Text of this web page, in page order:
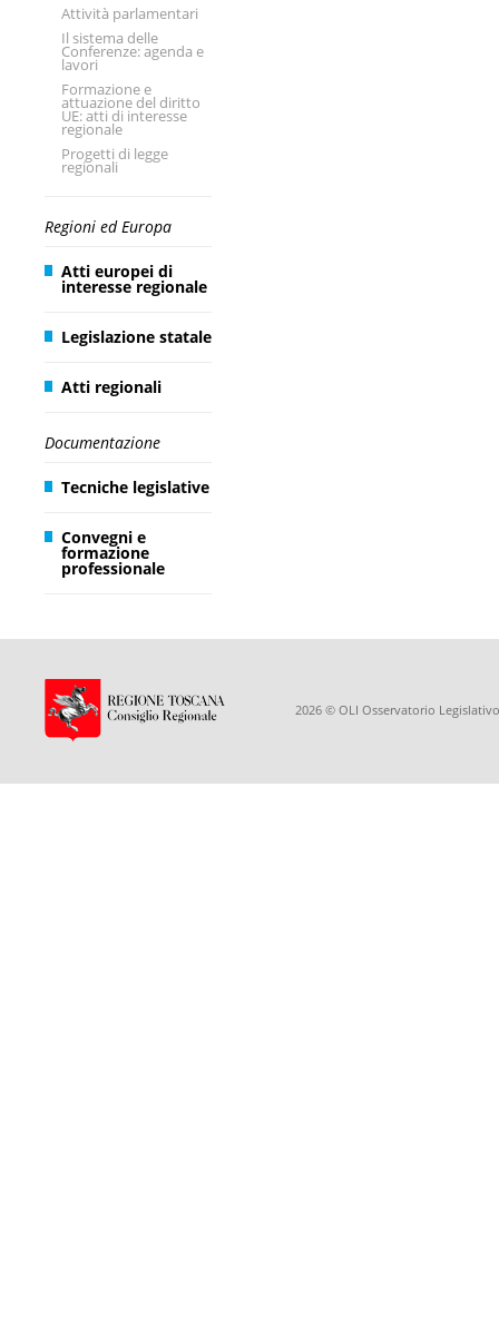
Attività parlamentari
Il sistema delle
Conferenze: agenda e
lavori
Formazione e
attuazione del diritto
UE: atti di interesse
regionale
Progetti di legge
regionali
Regioni ed Europa
Atti europei di
interesse regionale
Legislazione statale
Atti regionali
Documentazione
Tecniche legislative
Convegni e
formazione
professionale
2026 © OLI Osservatorio